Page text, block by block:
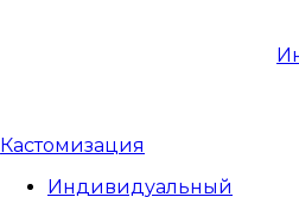
Кастомизация
Индивидуальный